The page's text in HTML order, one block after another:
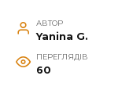
АВТОР
Yanina G.
ПЕРЕГЛЯДІВ
60